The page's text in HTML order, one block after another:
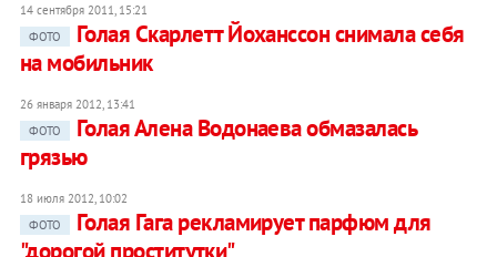
14 сентября 2011, 15:21
ФОТО
Голая Скарлетт Йоханссон снимала себя
на мобильник
26 января 2012, 13:41
ФОТО
Голая Алена Водонаева обмазалась
грязью
18 июля 2012, 10:02
ФОТО
Голая Гага рекламирует парфюм для
"дорогой проститутки"